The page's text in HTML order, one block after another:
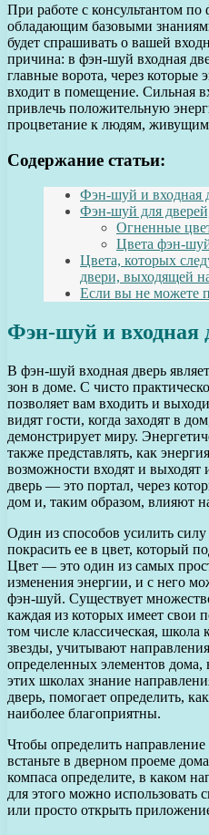
При работе с консультантом
обладающим базовыми
будет спрашивать о вашей
причина: в фэн-шуй входная
главные ворота, через
входит в помещение. Сильная
привлечь положительную
процветание к людям,
Содержание статьи:
Фэн-шуй и входная
Фэн-шуй для
Огненные
Цвета фэн-
Цвета, которых
двери, выходящей
Если вы не можете
Фэн-шуй и входная
В фэн-шуй входная дверь
зон в доме. С чисто
позволяет вам входить и
видят гости, когда заходят в
демонстрирует миру.
также представлять, как
возможности входят и
дверь — это портал, через
дом и, таким образом, влияют
Один из способов усилить
покрасить ее в цвет, который
Цвет — это один из самых
изменения энергии, и с него
фэн-шуй. Существует
каждая из которых имеет свои
том числе классическая,
звезды, учитывают
определенных элементов
этих школах знание
дверь, помогает определить,
наиболее благоприятны.
Чтобы определить
встаньте в дверном проеме
компаса определите, в каком
для этого можно
или просто открыть